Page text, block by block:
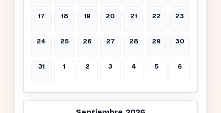
17 18 19 20 21 22 23
24 25 26 27 28 29 30
31 1 2 3 4 5 6